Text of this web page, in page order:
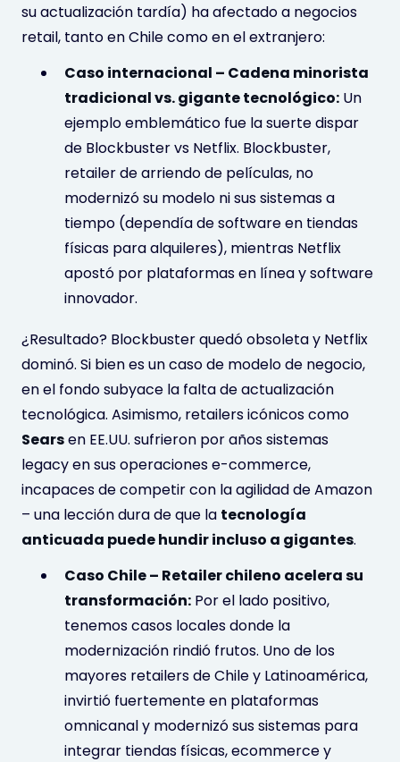
su actualización tardía) ha afectado a negocios
retail, tanto en Chile como en el extranjero:
Caso internacional – Cadena minorista
tradicional vs. gigante tecnológico: Un
ejemplo emblemático fue la suerte dispar
de Blockbuster vs Netflix. Blockbuster,
retailer de arriendo de películas, no
modernizó su modelo ni sus sistemas a
tiempo (dependía de software en tiendas
físicas para alquileres), mientras Netflix
apostó por plataformas en línea y software
innovador.
¿Resultado? Blockbuster quedó obsoleta y Netflix
dominó. Si bien es un caso de modelo de negocio,
en el fondo subyace la falta de actualización
tecnológica. Asimismo, retailers icónicos como
Searsen EE.UU. sufrieron por años sistemas
legacy en sus operaciones e-commerce,
incapaces de competir con la agilidad de Amazon
– una lección dura de que la tecnología
anticuada puede hundir incluso a gigantes.
Caso Chile – Retailer chileno acelera su
transformación: Por el lado positivo,
tenemos casos locales donde la
modernización rindió frutos. Uno de los
mayores retailers de Chile y Latinoamérica,
invirtió fuertemente en plataformas
omnicanal y modernizó sus sistemas para
integrar tiendas físicas, ecommerce y